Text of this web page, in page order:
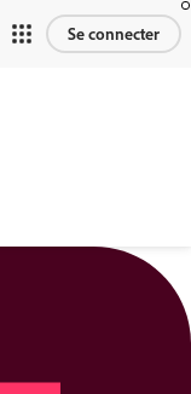
Se connecter